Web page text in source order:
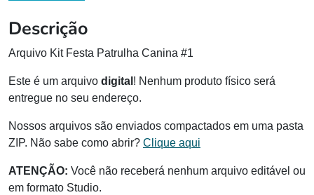
Descrição
Arquivo Kit Festa Patrulha Canina #1
Este é um arquivo digital ! Nenhum produto físico será
entregue no seu endereço.
Nossos arquivos são enviados compactados em uma pasta
ZIP. Não sabe como abrir? Clique aqui
ATENÇÃO: Você não receberá nenhum arquivo editável ou
em formato Studio.